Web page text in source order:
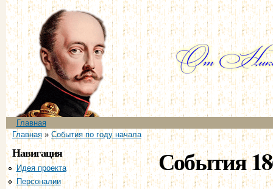
Главное меню
Главная
Вы здесь
Главная» События по году начала
Навигация
Идея проекта
Персоналии
События